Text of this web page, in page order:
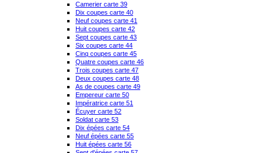
Camerier carte 39
Dix coupes carte 40
Neuf coupes carte 41
Huit coupes carte 42
Sept coupes carte 43
Six coupes carte 44
Cinq coupes carte 45
Quatre coupes carte 46
Trois coupes carte 47
Deux coupes carte 48
As de coupes carte 49
Empereur carte 50
Impératrice carte 51
Écuyer carte 52
Soldat carte 53
Dix épées carte 54
Neuf épées carte 55
Huit épées carte 56